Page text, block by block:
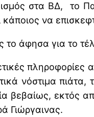
στα ΒΔ, το
να
άφησα για το
νόστιμα
βεβαίως, εκτός
Γιώργαινας.